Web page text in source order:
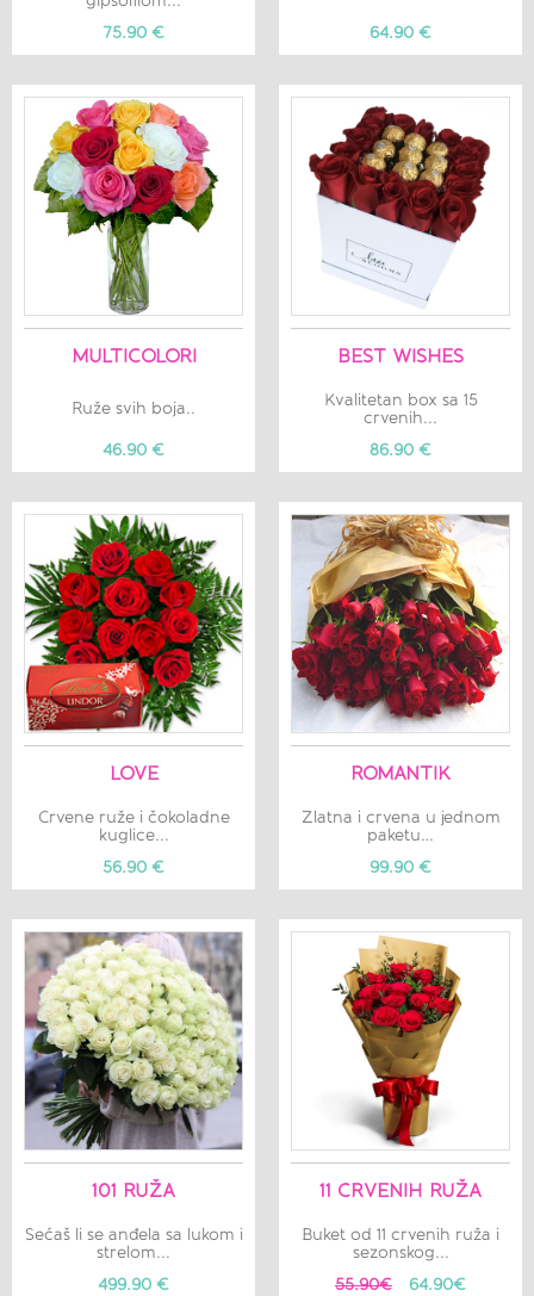
75.90 €
64.90 €
MULTICOLORI
Ruže svih boja..
46.90 €
BEST WISHES
Kvalitetan box sa 15
crvenih...
86.90 €
LOVE
Crvene ruže i čokoladne
kuglice...
56.90 €
ROMANTIK
Zlatna i crvena u jednom
paketu…
99.90 €
101 RUŽA
Sećaš li se anđela sa lukom i
strelom...
499.90 €
11 CRVENIH RUŽA
Buket od 11 crvenih ruža i
sezonskog...
55.90€
64.90€